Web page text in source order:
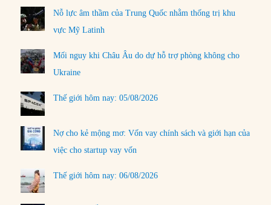
Nỗ lực âm thầm của Trung Quốc nhằm thống trị khu
vực Mỹ Latinh
Mối nguy khi Châu Âu do dự hỗ trợ phòng không cho
Ukraine
Thế giới hôm nay: 05/08/2026
Nợ cho kẻ mộng mơ: Vốn vay chính sách và giới hạn của
việc cho startup vay vốn
Thế giới hôm nay: 06/08/2026